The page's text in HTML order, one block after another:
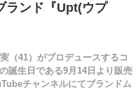
ランド『Upt(ウプ
（41）がプロデュースするコ
誕生日である9月14日より販売
チャンネルにてブランドム